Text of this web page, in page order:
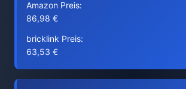
Amazon Preis:
86,98 €
bricklink Preis:
63,53 €